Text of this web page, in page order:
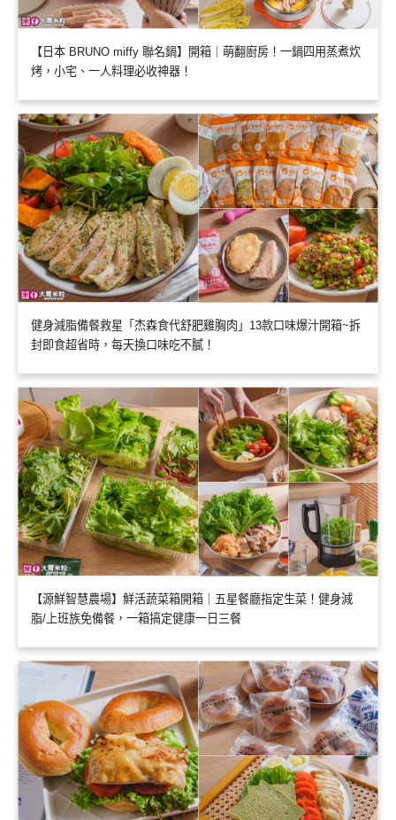
【日本 BRUNO miffy 聯名鍋】開箱｜萌翻廚房！一鍋四用蒸煮炊
烤，小宅、一人料理必收神器！
健身減脂備餐救星「杰森食代舒肥雞胸肉」13款口味爆汁開箱~拆
封即食超省時，每天換口味吃不膩！
【源鮮智慧農場】鮮活蔬菜箱開箱｜五星餐廳指定生菜！健身減
脂/上班族免備餐，一箱搞定健康一日三餐